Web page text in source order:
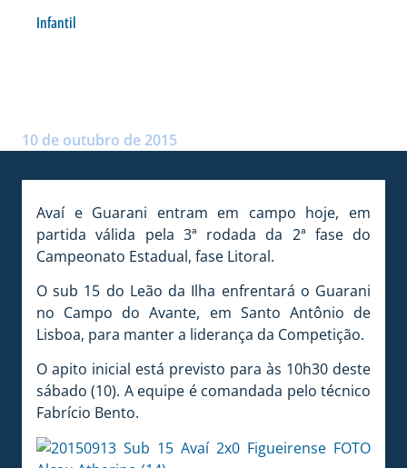
Infantil
10 de outubro de 2015
Avaí e Guarani entram em campo hoje, em
partida válida pela 3ª rodada da 2ª fase do
Campeonato Estadual, fase Litoral.
O sub 15 do Leão da Ilha enfrentará o Guarani
no Campo do Avante, em Santo Antônio de
Lisboa, para manter a liderança da Competição.
O apito inicial está previsto para às 10h30 deste
sábado (10). A equipe é comandada pelo técnico
Fabrício Bento.